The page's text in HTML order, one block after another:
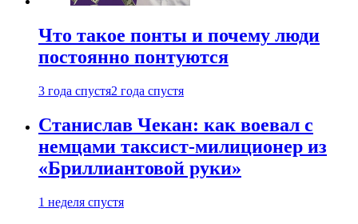
Что такое понты и почему люди
постоянно понтуются
3 года спустя2 года спустя
Станислав Чекан: как воевал с
немцами таксист-милиционер из
«Бриллиантовой руки»
1 неделя спустя